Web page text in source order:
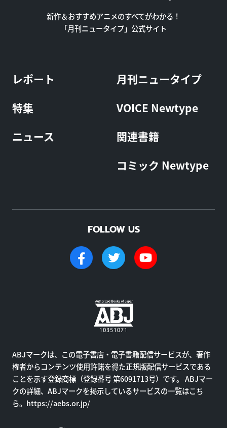
新作＆おすすめアニメのすべてがわかる！
「月刊ニュータイプ」公式サイト
レポート
特集
ニュース
月刊ニュータイプ
VOICE Newtype
関連書籍
コミック Newtype
FOLLOW US
ABJマークは、この電子書店・電子書籍配信サービスが、著作
権者からコンテンツ使用許諾を得た正規版配信サービスである
ことを示す登録商標（登録番号 第6091713号）です。 ABJマー
クの詳細、ABJマークを掲示しているサービスの一覧はこち
ら。 https://aebs.or.jp/